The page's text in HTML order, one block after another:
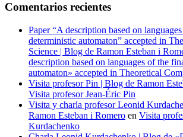
Comentarios recientes
Paper “A description based on
deterministic automaton” accepted in
Science | Blog de Ramon Esteban i
description based on languages of the
automaton» accepted in Theoretical
Visita profesor Pin | Blog de Ramon
Visita profesor Jean-Éric Pin
Visita y charla profesor Leonid
Ramon Esteban i Romero en Visita
Kurdachenko